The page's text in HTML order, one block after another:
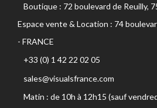
Boutique : 72 boulevard de Reuilly,
Espace vente & Location : 74
- FRANCE
+33 (0) 1 42 22 02 05
sales@visualsfrance.com
Matin : de 10h à 12h15 (sauf